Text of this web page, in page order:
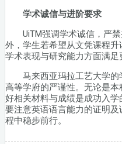
学术诚信与进阶要求
UiTM强调学术诚信，严禁
外，学生若希望从文凭课程
学术表现与研究能力方面满足
马来西亚玛拉工艺大学的
高等学府的严谨性。无论是
好相关材料与成绩是成功入
要注意英语语言能力的证明
程中稳步前行。